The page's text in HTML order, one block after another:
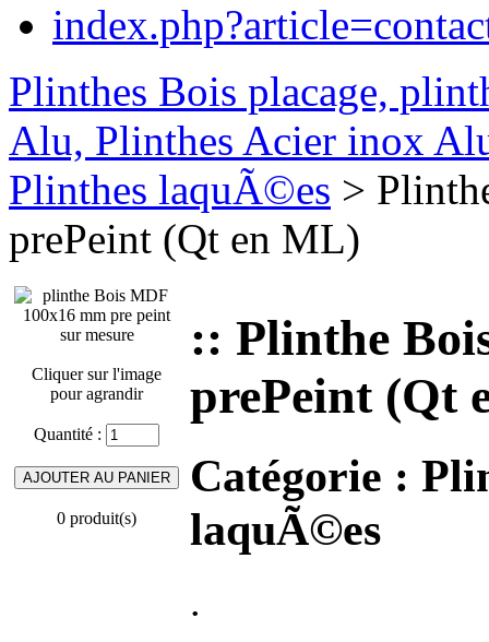
Plinthes Bois placage,
Alu, Plinthes Acier inox
Plinthes laquÃ©es >
prePeint (Qt en ML)
Cliquer sur l'image
pour agrandir
Quantité :
0 produit(s)
:: Plinthe
prePeint (Qt
Catégorie :
laquÃ©es
.